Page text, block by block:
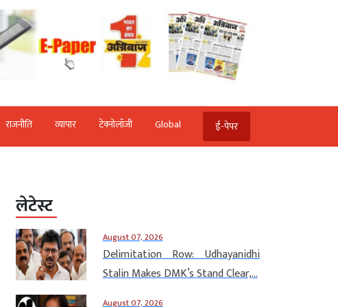
राजनीति व्‍यापार टेक्‍नोलॉजी Global ई-पेपर
लेटेस्ट
August 07, 2026
Delimitation Row: Udhayanidhi
Stalin Makes DMK’s Stand Clear,...
August 07, 2026